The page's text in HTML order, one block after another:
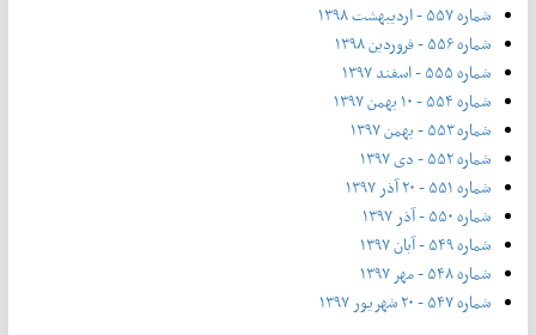
شماره ۵۵۷ - اردیبهشت ۱۳۹۸
شماره ۵۵۶ - فروردین ۱۳۹۸
شماره ۵۵۵ - اسفند ۱۳۹۷
شماره ۵۵۴ - ۱۰ بهمن ۱۳۹۷
شماره ۵۵۳ - بهمن ۱۳۹۷
شماره ۵۵۲ - دی ۱۳۹۷
شماره ۵۵۱ - ۲۰ آذر ۱۳۹۷
شماره ۵۵۰ - آذر ۱۳۹۷
شماره ۵۴۹ - آبان ۱۳۹۷
شماره ۵۴۸ - مهر ۱۳۹۷
شماره ۵۴۷ - ۲۰ شهریور ۱۳۹۷